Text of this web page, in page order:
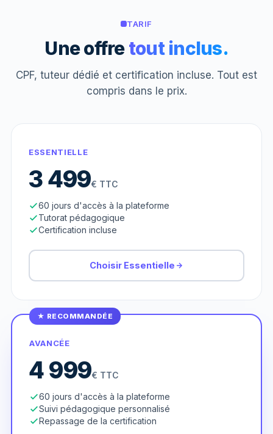
TARIF
Une offretout inclus.
CPF, tuteur dédié et certification incluse. Tout est
compris dans le prix.
ESSENTIELLE
3 499€ TTC
60 jours d'accès à la plateforme
Tutorat pédagogique
Certification incluse
Choisir Essentielle
★ RECOMMANDÉE
AVANCÉE
4 999€ TTC
60 jours d'accès à la plateforme
Suivi pédagogique personnalisé
Repassage de la certification